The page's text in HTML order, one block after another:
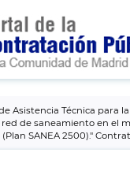
Asistencia Técnica para
red de saneamiento en el
SANEA 2500)."